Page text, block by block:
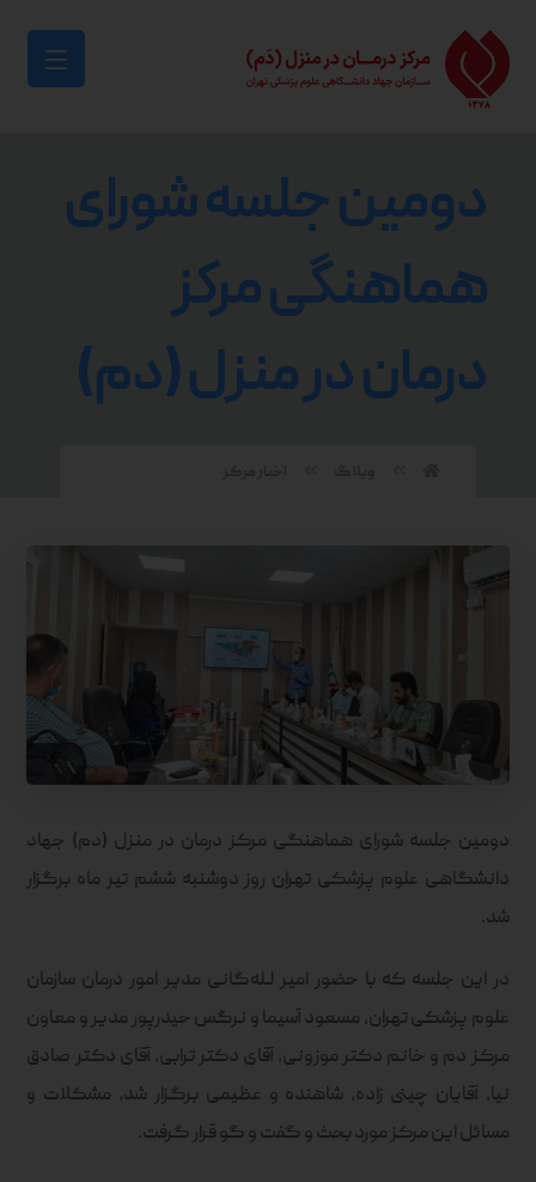
دومین جلسه شورای
هماهنگی مرکز
درمان در منزل (دم)
اخبار مرکز
دومین جلسه شورای هماهنگی مرکز درمان در منزل (دم) جهاد
دانشگاهی علوم پزشکی تهران روز دوشنبه ششم تیر ماه برگزار
شد.
در این جلسه که با حضور امیر لـله‌گانی مدیر امور درمان سازمان
علوم پزشکی تهران، مسعود آسیما و نرگس حیدرپور مدیر و معاون
مرکز دم و خانم دکتر موزونی، آقای دکتر ترابی، آقای دکتر صادق
نیا، آقایان چینی زاده، شاهنده و عظیمی برگزار شد، مشکلات و
مسائل این مرکز مورد بحث و گفت و گو قرار گرفت.